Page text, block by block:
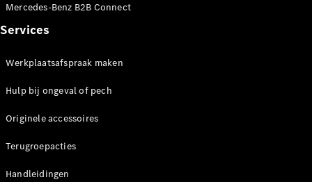
Configurator
Benz Store
Alle MPVs
Mercedes-Benz B2B Connect
Services
Werkplaatsafspraak maken
Hulp bij ongeval of pech
Originele accessoires
Terugroepacties
Handleidingen